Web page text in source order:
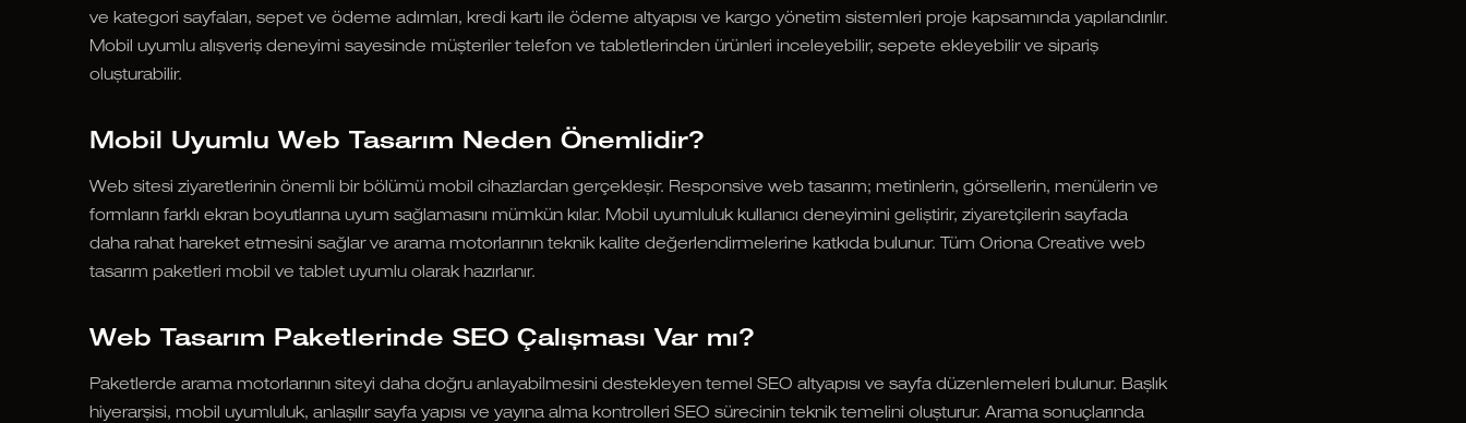
ve kategori sayfaları, sepet ve ödeme adımları, kredi kartı ile ödeme altyapısı ve kargo yönetim sistemleri proje kapsamında yapılandırılır.
Mobil uyumlu alışveriş deneyimi sayesinde müşteriler telefon ve tabletlerinden ürünleri inceleyebilir, sepete ekleyebilir ve sipariş
oluşturabilir.
Mobil Uyumlu Web Tasarım Neden Önemlidir?
Web sitesi ziyaretlerinin önemli bir bölümü mobil cihazlardan gerçekleşir. Responsive web tasarım; metinlerin, görsellerin, menülerin ve
formların farklı ekran boyutlarına uyum sağlamasını mümkün kılar. Mobil uyumluluk kullanıcı deneyimini geliştirir, ziyaretçilerin sayfada
daha rahat hareket etmesini sağlar ve arama motorlarının teknik kalite değerlendirmelerine katkıda bulunur. Tüm Oriona Creative web
tasarım paketleri mobil ve tablet uyumlu olarak hazırlanır.
Web Tasarım Paketlerinde SEO Çalışması Var mı?
Paketlerde arama motorlarının siteyi daha doğru anlayabilmesini destekleyen temel SEO altyapısı ve sayfa düzenlemeleri bulunur. Başlık
hiyerarşisi, mobil uyumluluk, anlaşılır sayfa yapısı ve yayına alma kontrolleri SEO sürecinin teknik temelini oluşturur. Arama sonuçlarında